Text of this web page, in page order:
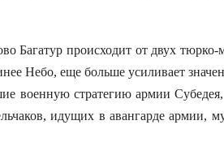
происходит от двух тюрко-
еще больше усиливает
военную стратегию армии
идущих в авангарде